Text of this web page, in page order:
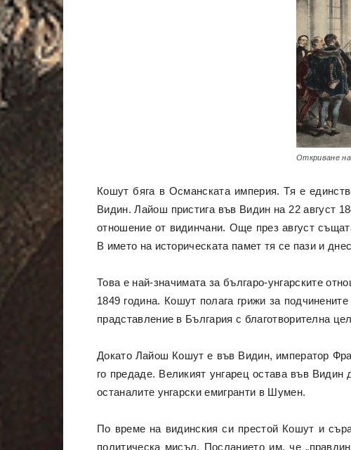
Откриване на
Кошут бяга в Османската империя. Тя е
Видин. Лайош пристига във Видин на 22 август
отношение от видинчани. Още през август
В името на историческата памет тя се пази и
Това е най-значимата за българо-унгарските
1849 година. Кошут полага грижи за
прадставление в България с благотворителна
Докато Лайош Кошут е във Видин, император
го предаде. Великият унгарец остава във Видин
останалите унгарски емигранти в Шумен.
По време на видинския си престой Кошут и
политическа мисъл. Посланието им, че